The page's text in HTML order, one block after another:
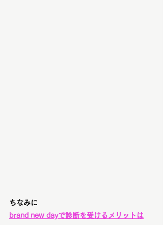
ちなみに
brand new dayで診断を受けるメリットは